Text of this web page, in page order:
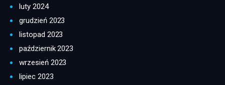
luty 2024
grudzień 2023
listopad 2023
październik 2023
wrzesień 2023
lipiec 2023